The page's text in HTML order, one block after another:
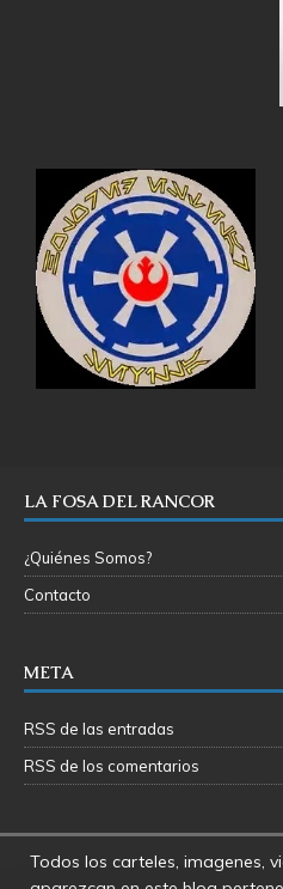
LA FOSA DEL RANCOR
¿Quiénes Somos?
Contacto
META
RSS de las entradas
RSS de los comentarios
Todos los carteles, imagenes,